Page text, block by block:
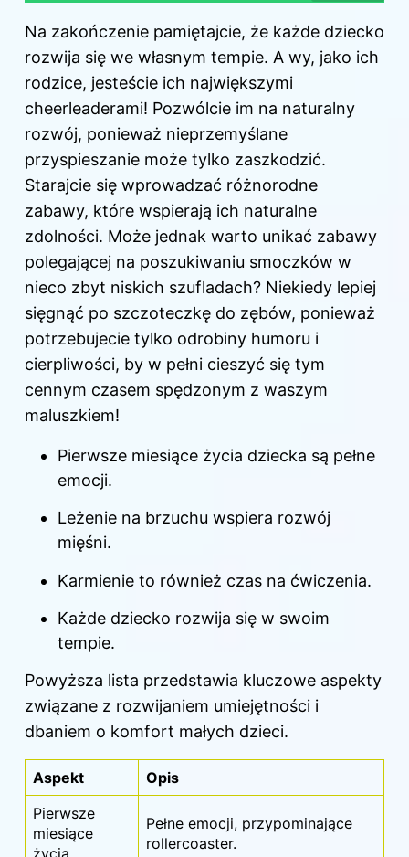
Na zakończenie pamiętajcie, że każde dziecko
rozwija się we własnym tempie. A wy, jako ich
rodzice, jesteście ich największymi
cheerleaderami! Pozwólcie im na naturalny
rozwój, ponieważ nieprzemyślane
przyspieszanie może tylko zaszkodzić.
Starajcie się wprowadzać różnorodne
zabawy, które wspierają ich naturalne
zdolności. Może jednak warto unikać zabawy
polegającej na poszukiwaniu smoczków w
nieco zbyt niskich szufladach? Niekiedy lepiej
sięgnąć po szczoteczkę do zębów, ponieważ
potrzebujecie tylko odrobiny humoru i
cierpliwości, by w pełni cieszyć się tym
cennym czasem spędzonym z waszym
maluszkiem!
Pierwsze miesiące życia dziecka są pełne
emocji.
Leżenie na brzuchu wspiera rozwój
mięśni.
Karmienie to również czas na ćwiczenia.
Każde dziecko rozwija się w swoim
tempie.
Powyższa lista przedstawia kluczowe aspekty
związane z rozwijaniem umiejętności i
dbaniem o komfort małych dzieci.
Aspekt
Opis
Pierwsze
miesiące
Pełne emocji, przypominające
rollercoaster.